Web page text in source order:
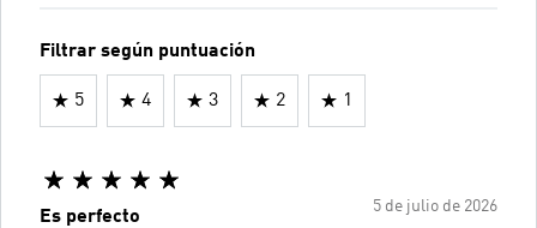
Filtrar según puntuación
5 4 3 2 1
5 de julio de 2026
Es perfecto